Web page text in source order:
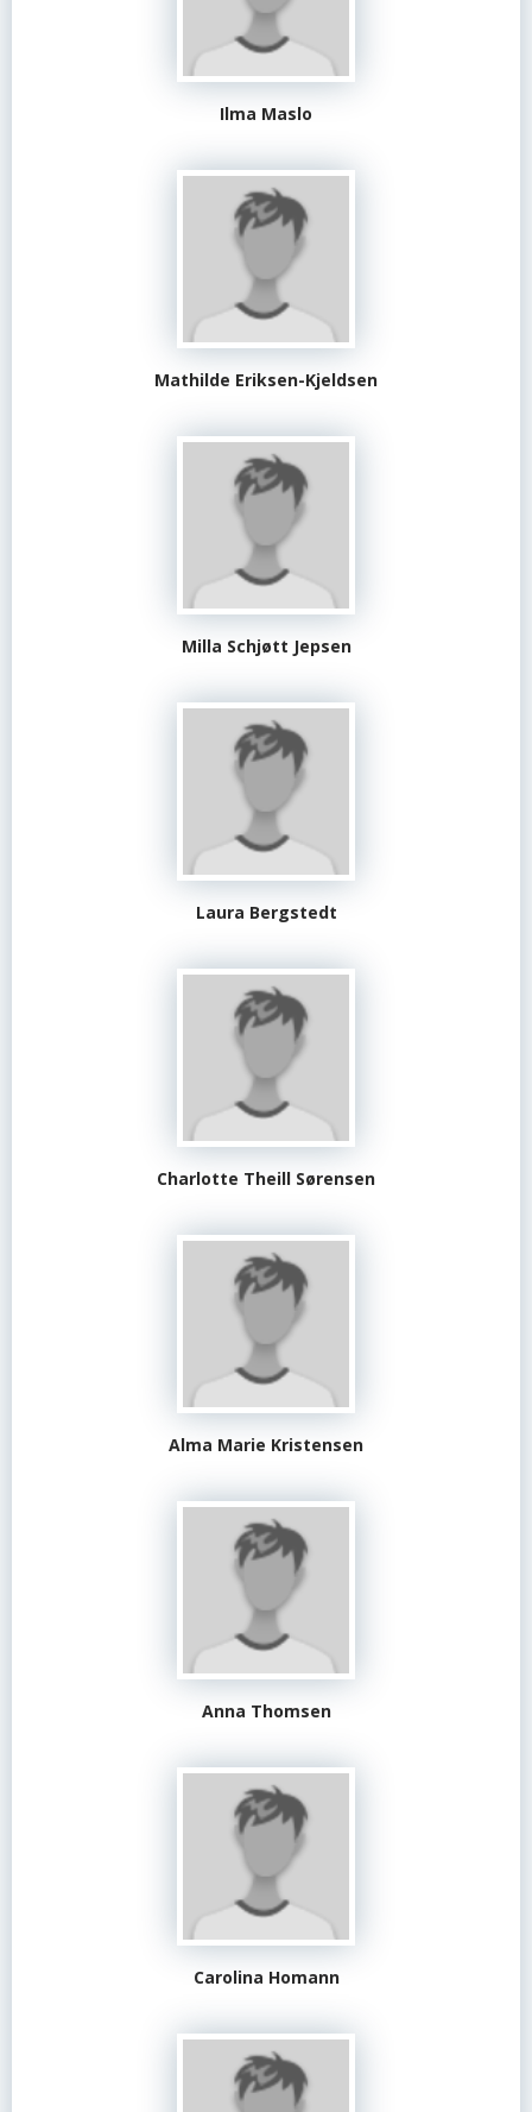
Ilma Maslo
Mathilde Eriksen-Kjeldsen
Milla Schjøtt Jepsen
Laura Bergstedt
Charlotte Theill Sørensen
Alma Marie Kristensen
Anna Thomsen
Carolina Homann